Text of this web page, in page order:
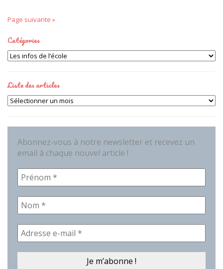
Page suivante »
Catégories
Catégories
Liste des articles
Liste
Abonnez-vous à notre newsletter et recevez un
email à chaque nouvel article !